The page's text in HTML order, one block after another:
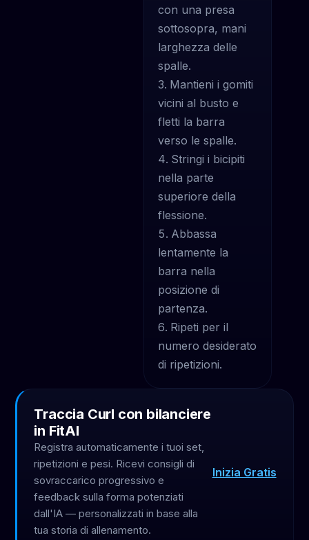
con una presa
sottosopra, mani
larghezza delle
spalle.
Mantieni i gomiti
vicini al busto e
fletti la barra
verso le spalle.
Stringi i bicipiti
nella parte
superiore della
flessione.
Abbassa
lentamente la
barra nella
posizione di
partenza.
Ripeti per il
numero desiderato
di ripetizioni.
Traccia Curl con bilanciere
in FitAI
Registra automaticamente i tuoi set,
ripetizioni e pesi. Ricevi consigli di
sovraccarico progressivo e
feedback sulla forma potenziati
dall'IA — personalizzati in base alla
tua storia di allenamento.
Inizia Gratis